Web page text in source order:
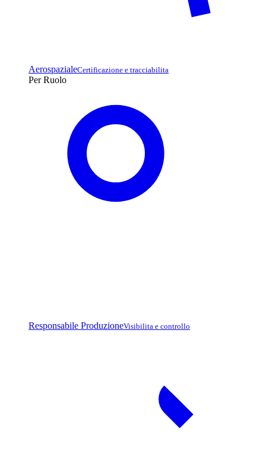
AerospazialeCertificazione e tracciabilita
Per Ruolo
Responsabile ProduzioneVisibilita e controllo